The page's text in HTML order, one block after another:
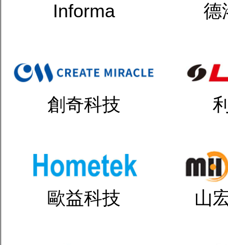
Informa 德
創奇科技
歐益科技 山